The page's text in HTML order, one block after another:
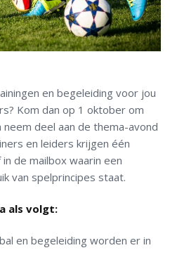
en begeleiding voor jou
Kom dan op 1 oktober om
deel aan de thema-avond
en leiders krijgen één
de mailbox waarin een
van spelprincipes staat.
als volgt:
en begeleiding worden er in